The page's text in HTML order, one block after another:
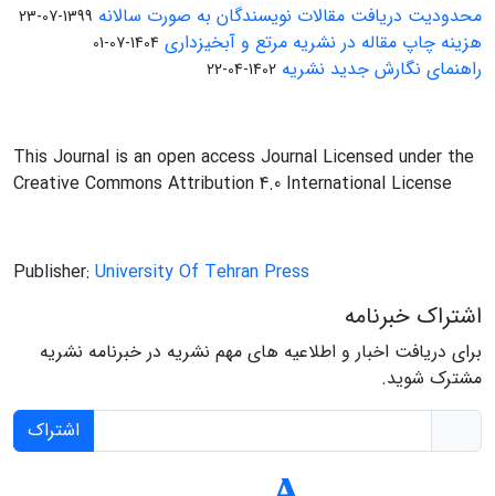
محدودیت دریافت مقالات نویسندگان به صورت سالانه 1399-07-23
هزینه چاپ مقاله در نشریه مرتع و آبخیزداری 1404-07-01
راهنمای نگارش جدید نشریه 1402-04-22
This Journal is an open access Journal Licensed under the
Creative Commons Attribution 4.0 International License
Publisher: University Of Tehran Press
اشتراک خبرنامه
برای دریافت اخبار و اطلاعیه های مهم نشریه در خبرنامه نشریه
مشترک شوید.
اشتراک